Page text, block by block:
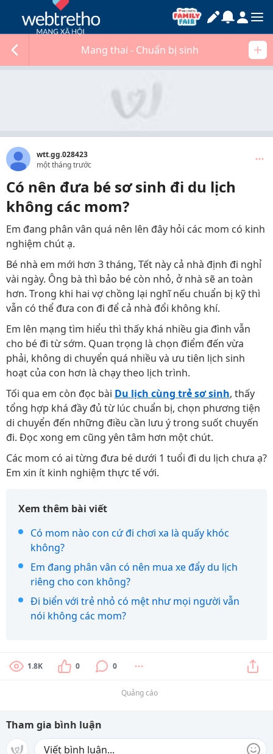
Mang thai - Chuẩn bị sinh
wtt.gg.028423
một tháng trước
Có nên đưa bé sơ sinh đi du lịch
không các mom?
Em đang phân vân quá nên lên đây hỏi các mom có kinh
nghiệm chút ạ.
Bé nhà em mới hơn 3 tháng, Tết này cả nhà định đi nghỉ
vài ngày. Ông bà thì bảo bé còn nhỏ, ở nhà sẽ an toàn
hơn. Trong khi hai vợ chồng lại nghĩ nếu chuẩn bị kỹ thì
vẫn có thể đưa con đi để cả nhà đổi không khí.
Em lên mạng tìm hiểu thì thấy khá nhiều gia đình vẫn
cho bé đi từ sớm. Quan trọng là chọn điểm đến vừa
phải, không di chuyển quá nhiều và ưu tiên lịch sinh
hoạt của con hơn là chạy theo lịch trình.
Tối qua em còn đọc bài Du lịch cùng trẻ sơ sinh, thấy
tổng hợp khá đầy đủ từ lúc chuẩn bị, chọn phương tiện
di chuyển đến những điều cần lưu ý trong suốt chuyến
đi. Đọc xong em cũng yên tâm hơn một chút.
Các mom có ai từng đưa bé dưới 1 tuổi đi du lịch chưa ạ?
Em xin ít kinh nghiệm thực tế với.
Xem thêm bài viết
Có mom nào con cứ đi chơi xa là quấy khóc
không?
Em đang phân vân có nên mua xe đẩy du lịch
riêng cho con không?
Đi biển với trẻ nhỏ có mệt như mọi người vẫn
nói không các mom?
1.8K 0 0
Quảng cáo
Tham gia bình luận